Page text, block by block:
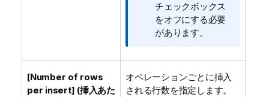
チェックボックス
をオフにする必要
があります。
[Number of rows
per insert] (挿入あた
オペレーションごとに挿入
される行数を指定します。